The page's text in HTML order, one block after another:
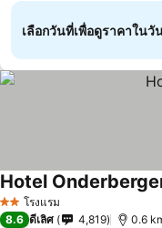
เลือกวันที่เพื่อดูราคาในวั
2 ดาวโรงแรม
Hotel
8.6 ดีเลิศ 4,819 0.6